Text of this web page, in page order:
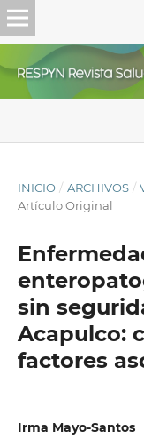
INICIO / ARCHIVOS /
Artículo Original
sin
Acapulco:
factores
Irma Mayo-Santos